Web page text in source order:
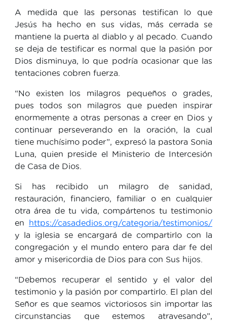
A medida que las personas testifican lo que
Jesús ha hecho en sus vidas, más cerrada se
mantiene la puerta al diablo y al pecado. Cuando
se deja de testificar es normal que la pasión por
Dios disminuya, lo que podría ocasionar que las
tentaciones cobren fuerza.
“No existen los milagros pequeños o grades,
pues todos son milagros que pueden inspirar
enormemente a otras personas a creer en Dios y
continuar perseverando en la oración, la cual
tiene muchísimo poder”, expresó la pastora Sonia
Luna, quien preside el Ministerio de Intercesión
de Casa de Dios.
Si has recibido un milagro de sanidad,
restauración, financiero, familiar o en cualquier
otra área de tu vida, compártenos tu testimonio
en
https://casadedios.org/categoria/testimonios/
y la iglesia se encargará de compartirlo con la
congregación y el mundo entero para dar fe del
amor y misericordia de Dios para con Sus hijos.
“Debemos recuperar el sentido y el valor del
testimonio y la pasión por compartirlo. El plan del
Señor es que seamos victoriosos sin importar las
circunstancias que estemos atravesando”,